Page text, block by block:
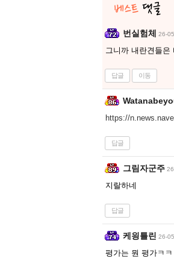
번실험체 26-
그니까 내란견들은
답글 이동
https://
답글
그림자군주
지랄하네
답글
케읭틀린 26-
평가는 뭔 평가ㅋ